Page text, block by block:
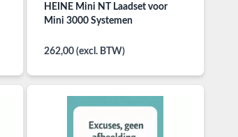
HEINE Mini NT Laadset voor
Mini 3000 Systemen
262,00 (excl. BTW)